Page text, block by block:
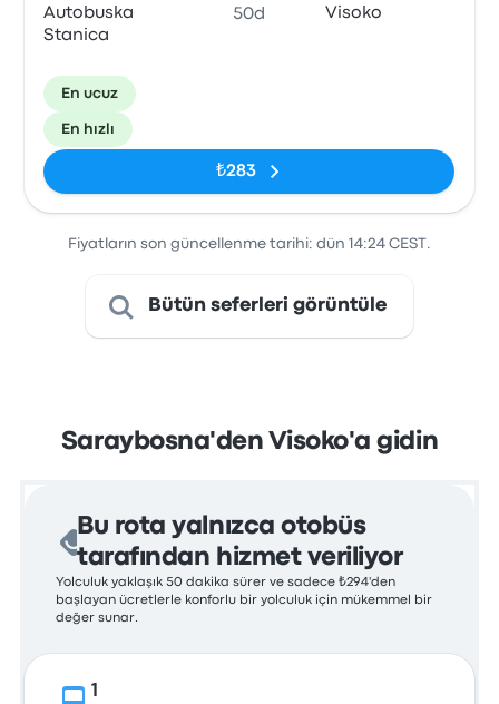
Autobuska
Stanica
50d Visoko
En ucuz
En hızlı
₺283
Fiyatların son güncellenme tarihi: dün 14:24 CEST.
Bütün seferleri görüntüle
Saraybosna'den Visoko'a gidin
Bu rota yalnızca otobüs
tarafından hizmet veriliyor
Yolculuk yaklaşık 50 dakika sürer ve sadece ₺294'den
başlayan ücretlerle konforlu bir yolculuk için mükemmel bir
değer sunar.
1